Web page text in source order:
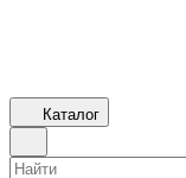
Каталог